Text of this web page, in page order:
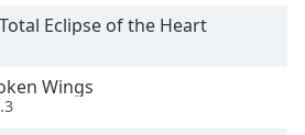
Total Eclipse of the Heart
Wings